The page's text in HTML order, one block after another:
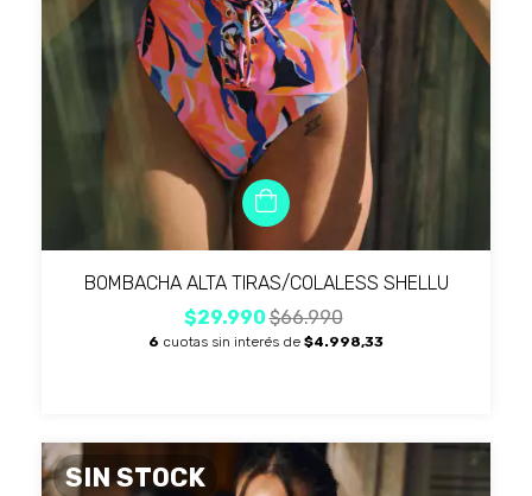
BOMBACHA ALTA TIRAS/COLALESS SHELLU
$29.990$66.990
6 cuotas sin interés de $4.998,33
SIN STOCK